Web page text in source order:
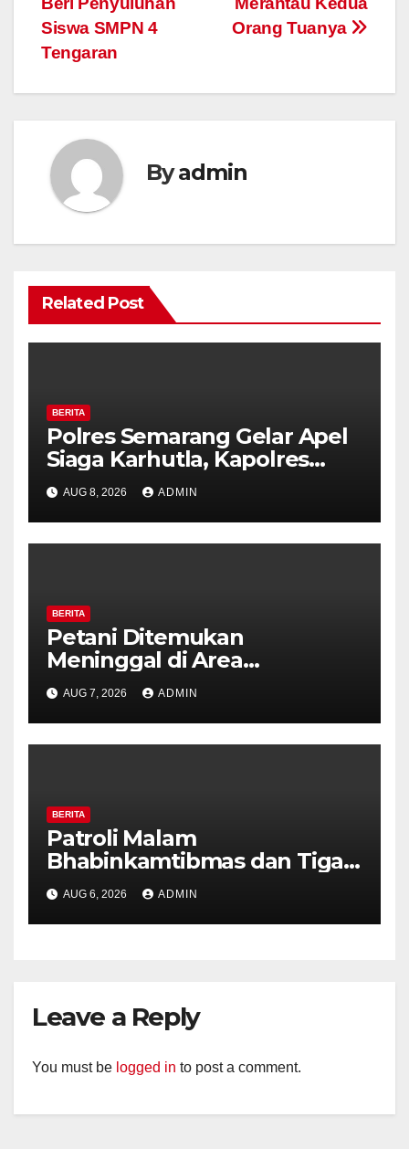
Orang Tuanya
Siswa SMPN 4
Tengaran
Byadmin
Related Post
BERITA
Polres Semarang Gelar Apel
Siaga Karhutla, Kapolres
Tekankan Sinergi dan
Kesiapsiagaan Hadapi Musim
Kemarau.
AUG 8, 2026 ADMIN
BERITA
Petani Ditemukan
Meninggal di Area
Persawahan Kalibeji, Polisi
Pastikan Tidak Ada Tanda
Kekerasan
AUG 7, 2026 ADMIN
BERITA
Patroli Malam
Bhabinkamtibmas dan Tiga
Pilar Kelurahan Ungaran
Perkuat Kamtibmas, Warga
Diajak Aktifkan Ronda
AUG 6, 2026 ADMIN
Leave a Reply
You must be logged in to post a comment.